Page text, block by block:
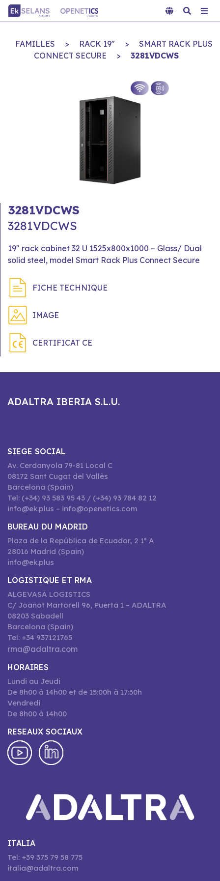
FAMILLES > RACK 19" >
SMART RACK PLUS
CONNECT SECURE
> 3281VDCWS
3281VDCWS
3281VDCWS
19" rack cabinet 32 U 1525x800x1000 – Glass/ Dual
solid steel, model Smart Rack Plus Connect Secure
FICHE TECHNIQUE
IMAGE
CERTIFICAT CE
ADALTRA IBERIA S.L.U.
SIEGE SOCIAL
Av. Cerdanyola 79-81 Local C
08172 Sant Cugat del Vallès
Barcelona (Spain)
Tel: (+34) 93 583 95 43 / (+34) 93 784 82 12
info@ek.plus – info@openetics.com
BUREAU DU MADRID
Plaza de la República de Ecuador, 2 1º A
28016 Madrid (Spain)
info@ek.plus
LOGISTIQUE ET RMA
ALGEVASA LOGISTICS
C/ Joanot Martorell 96, Puerta 1 – ADALTRA
08203 Sabadell
Barcelona (Spain)
Tel: +34 937121765
rma@adaltra.com
HORAIRES
Lundi au Jeudi
De 8h00 à 14h00 et de 15:00h à 17:30h
Vendredi
De 8h00 à 14h00
RESEAUX SOCIAUX
ITALIA
Tel: +39 375 79 58 775
italia@adaltra.com